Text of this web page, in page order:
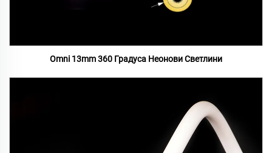
Omni 13mm 360 Градуса Неонови Светлини